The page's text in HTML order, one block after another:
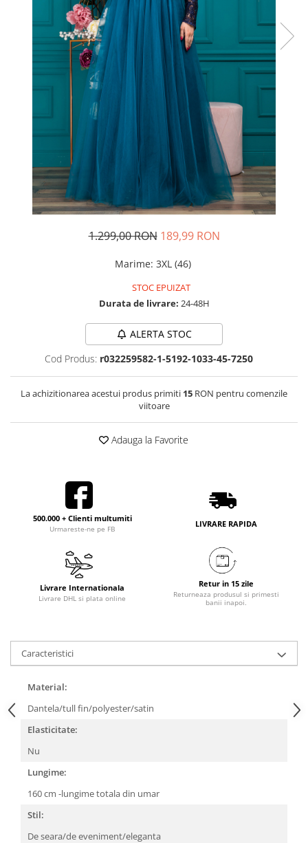
Rochii din dantela
Rochii din tafta
Rochii cu paiete
Rochii din tul
Rochii din catifea
Rochii din Barbie/Bistrech
Rochii din saten
Rochii voal
Rochii cu imprimeu
1.299,00 RON 189,99 RON
Marime: 3XL (46)
STOC EPUIZAT
Durata de livrare: 24-48H
ALERTA STOC
Cod Produs: r032259582-1-5192-1033-45-7250
La achizitionarea acestui produs primiti 15 RON pentru comenzile
viitoare
Adauga la Favorite
500.000 + Clienti multumiti
Urmareste-ne pe FB
LIVRARE RAPIDA
Livrare Internationala
Livrare DHL si plata online
Retur in 15 zile
Returneaza produsul si primesti
banii inapoi.
Caracteristici
Material:
Dantela/tull fin/polyester/satin
Elasticitate:
Nu
Lungime:
160 cm -lungime totala din umar
Stil:
De seara/de eveniment/eleganta